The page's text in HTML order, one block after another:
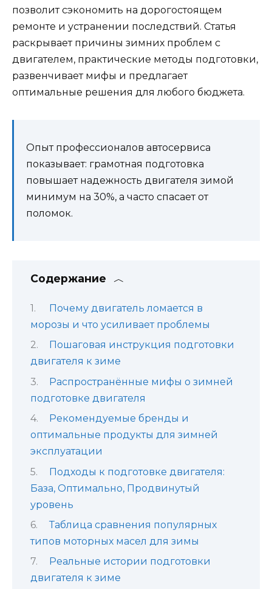
позволит сэкономить на дорогостоящем
ремонте и устранении последствий. Статья
раскрывает причины зимних проблем с
двигателем, практические методы подготовки,
развенчивает мифы и предлагает
оптимальные решения для любого бюджета.
Опыт профессионалов автосервиса
показывает: грамотная подготовка
повышает надежность двигателя зимой
минимум на 30%, а часто спасает от
поломок.
Содержание
Почему двигатель ломается в
морозы и что усиливает проблемы
Пошаговая инструкция подготовки
двигателя к зиме
Распространённые мифы о зимней
подготовке двигателя
Рекомендуемые бренды и
оптимальные продукты для зимней
эксплуатации
Подходы к подготовке двигателя:
База, Оптимально, Продвинутый
уровень
Таблица сравнения популярных
типов моторных масел для зимы
Реальные истории подготовки
двигателя к зиме